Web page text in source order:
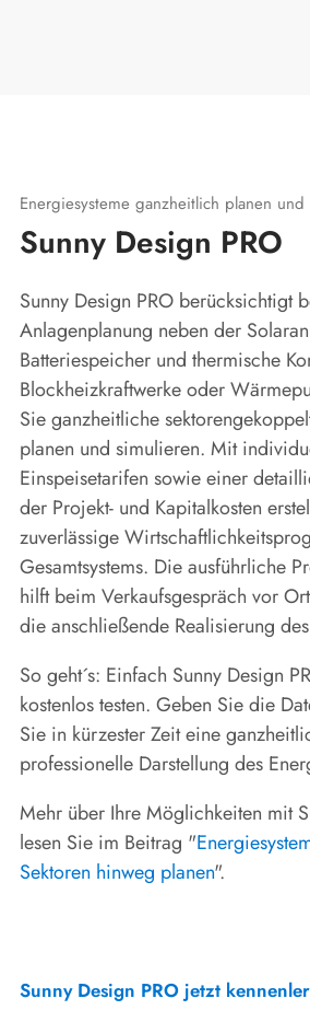
Energiesysteme ganzheitlich planen
Sunny Design PRO
Sunny Design PRO berücksichtigt
Anlagenplanung neben der
Batteriespeicher und thermische
Blockheizkraftwerke oder
Sie ganzheitliche
planen und simulieren. Mit
Einspeisetarifen sowie einer
der Projekt- und Kapitalkosten
zuverlässige
Gesamtsystems. Die ausführliche
hilft beim Verkaufsgespräch vor
die anschließende Realisierung
So geht´s: Einfach Sunny Design
kostenlos testen. Geben Sie die
Sie in kürzester Zeit eine
professionelle Darstellung des
Mehr über Ihre Möglichkeiten mit
lesen Sie im Beitrag "
Sektoren hinweg planen".
Sunny Design PRO jetzt